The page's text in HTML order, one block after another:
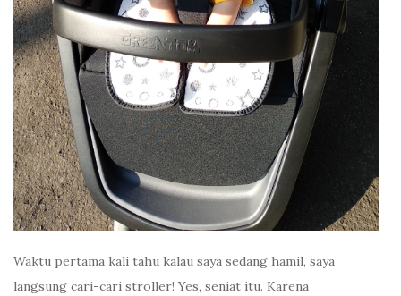
Waktu pertama kali tahu kalau saya sedang hamil, saya
langsung cari-cari stroller! Yes, seniat itu. Karena